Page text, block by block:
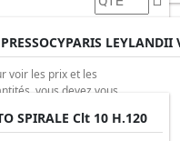
voir les prix et les
vous devez vous
autorisé par
SPIRALE Clt 10 H.120